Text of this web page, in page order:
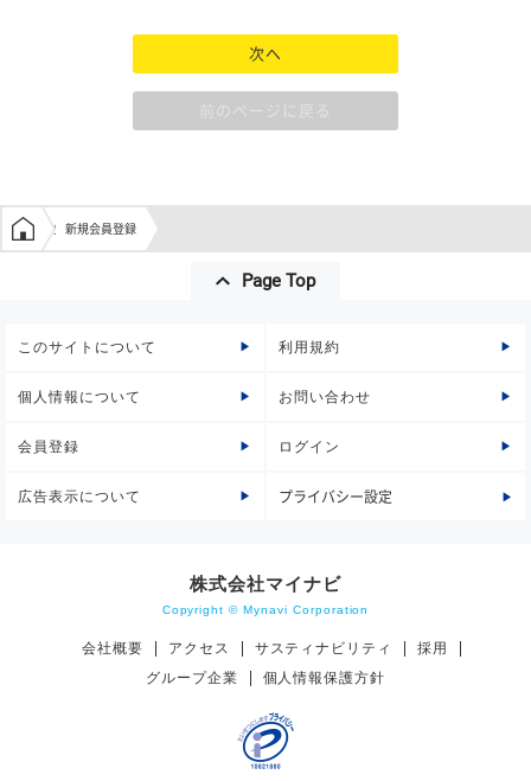
次へ
前のページに戻る
学生の窓口トップ
新規会員登録
Page Top
このサイトについて 利用規約
個人情報について お問い合わせ
会員登録 ログイン
広告表示について プライバシー設定
株式会社マイナビ
Copyright © Mynavi Corporation
会社概要 アクセス サスティナビリティ
採用
グループ企業
個人情報保護方針